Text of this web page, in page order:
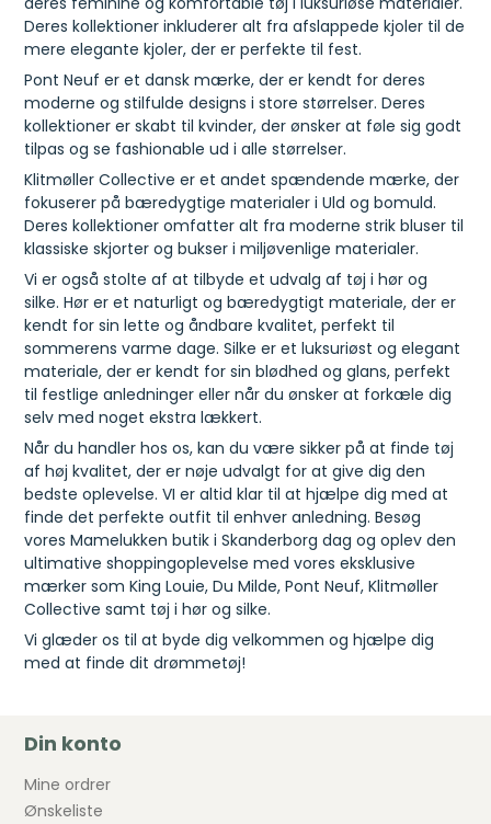
Deres kollektioner inkluderer alt fra afslappede kjoler til de
mere elegante kjoler, der er perfekte til fest.
Pont Neuf er et dansk mærke, der er kendt for deres
moderne og stilfulde designs i store størrelser. Deres
kollektioner er skabt til kvinder, der ønsker at føle sig godt
tilpas og se fashionable ud i alle størrelser.
Klitmøller Collective er et andet spændende mærke, der
fokuserer på bæredygtige materialer i Uld og bomuld.
Deres kollektioner omfatter alt fra moderne strik bluser til
klassiske skjorter og bukser i miljøvenlige materialer.
Vi er også stolte af at tilbyde et udvalg af tøj i hør og
silke. Hør er et naturligt og bæredygtigt materiale, der er
kendt for sin lette og åndbare kvalitet, perfekt til
sommerens varme dage. Silke er et luksuriøst og elegant
materiale, der er kendt for sin blødhed og glans, perfekt
til festlige anledninger eller når du ønsker at forkæle dig
selv med noget ekstra lækkert.
Når du handler hos os, kan du være sikker på at finde tøj
af høj kvalitet, der er nøje udvalgt for at give dig den
bedste oplevelse. VI er altid klar til at hjælpe dig med at
finde det perfekte outfit til enhver anledning. Besøg
vores Mamelukken butik i Skanderborg dag og oplev den
ultimative shoppingoplevelse med vores eksklusive
mærker som King Louie, Du Milde, Pont Neuf, Klitmøller
Collective samt tøj i hør og silke.
Vi glæder os til at byde dig velkommen og hjælpe dig
med at finde dit drømmetøj!
Din konto
Mine ordrer
Ønskeliste